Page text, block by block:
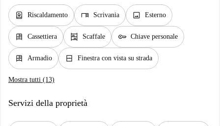
water_heater Riscaldamento desk Scrivania image Esterno
dresser Cassettiera shelves Scaffale key Chiave personale
dresser Armadio window_closed Finestra con vista su strada
Mostra tutti (13)
Servizi della proprietà